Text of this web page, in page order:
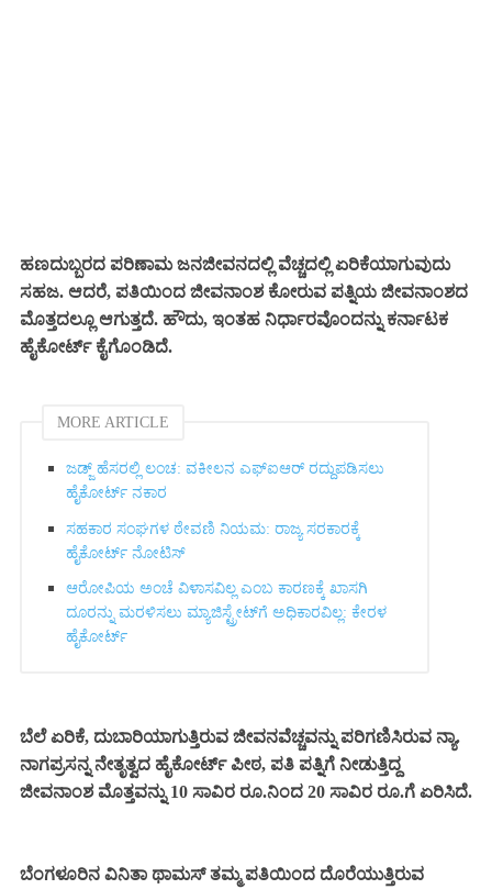
ಹಣದುಬ್ಬರದ ಪರಿಣಾಮ ಜನಜೀವನದಲ್ಲಿ ವೆಚ್ಚದಲ್ಲಿ ಏರಿಕೆಯಾಗುವುದು
ಸಹಜ. ಆದರೆ, ಪತಿಯಿಂದ ಜೀವನಾಂಶ ಕೋರುವ ಪತ್ನಿಯ ಜೀವನಾಂಶದ
ಮೊತ್ತದಲ್ಲೂ ಆಗುತ್ತದೆ. ಹೌದು, ಇಂತಹ ನಿರ್ಧಾರವೊಂದನ್ನು ಕರ್ನಾಟಕ
ಹೈಕೋರ್ಟ್ ಕೈಗೊಂಡಿದೆ.
MORE ARTICLE
ಜಡ್ಜ್ ಹೆಸರಲ್ಲಿ ಲಂಚ: ವಕೀಲನ ಎಫ್‌ಐಆರ್ ರದ್ದುಪಡಿಸಲು
ಹೈಕೋರ್ಟ್ ನಕಾರ
ಸಹಕಾರ ಸಂಘಗಳ ಠೇವಣಿ ನಿಯಮ: ರಾಜ್ಯ ಸರಕಾರಕ್ಕೆ
ಹೈಕೋರ್ಟ್ ನೋಟಿಸ್
ಆರೋಪಿಯ ಅಂಚೆ ವಿಳಾಸವಿಲ್ಲ ಎಂಬ ಕಾರಣಕ್ಕೆ ಖಾಸಗಿ
ದೂರನ್ನು ಮರಳಿಸಲು ಮ್ಯಾಜಿಸ್ಟ್ರೇಟ್‌ಗೆ ಅಧಿಕಾರವಿಲ್ಲ: ಕೇರಳ
ಹೈಕೋರ್ಟ್
ಬೆಲೆ ಏರಿಕೆ, ದುಬಾರಿಯಾಗುತ್ತಿರುವ ಜೀವನವೆಚ್ಚವನ್ನು ಪರಿಗಣಿಸಿರುವ ನ್ಯಾ.
ನಾಗಪ್ರಸನ್ನ ನೇತೃತ್ವದ ಹೈಕೋರ್ಟ್ ಪೀಠ, ಪತಿ ಪತ್ನಿಗೆ ನೀಡುತ್ತಿದ್ದ
ಜೀವನಾಂಶ ಮೊತ್ತವನ್ನು 10 ಸಾವಿರ ರೂ.ನಿಂದ 20 ಸಾವಿರ ರೂ.ಗೆ ಏರಿಸಿದೆ.
ಬೆಂಗಳೂರಿನ ವಿನಿತಾ ಥಾಮಸ್ ತಮ್ಮ ಪತಿಯಿಂದ ದೊರೆಯುತ್ತಿರುವ